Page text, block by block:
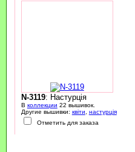
N-3119: Настурція
В коллекции 22 вышивок.
Другие вышивки: квіти
настурція
Отметить для заказа